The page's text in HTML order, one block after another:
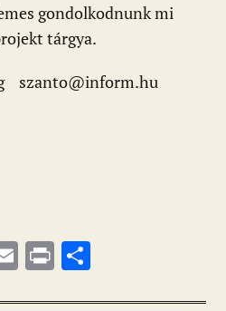
gondolkodnunk mi
tárgya.
szanto@inform.hu
E Pr